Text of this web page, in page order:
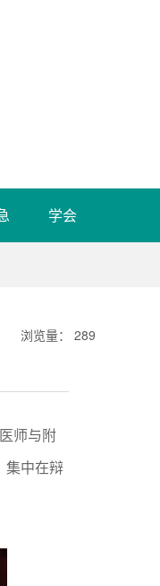
学会
浏览量： 289
师与附
集中在辩